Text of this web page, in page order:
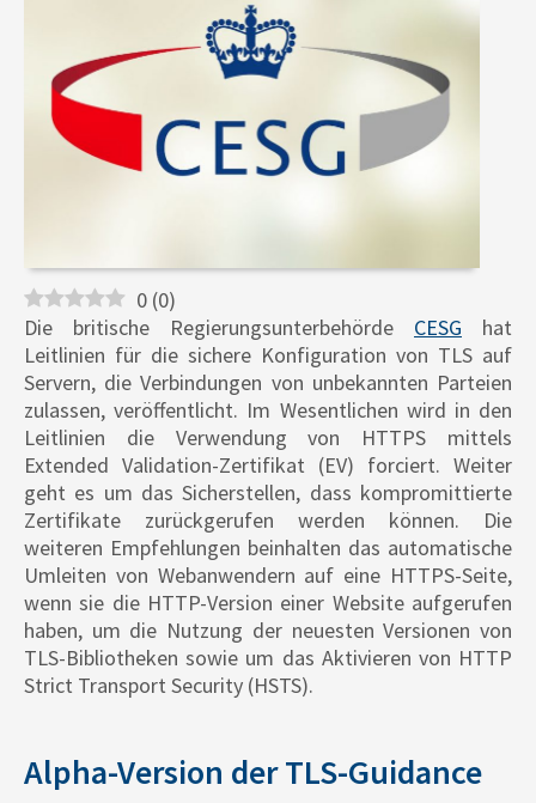
0 (0)
Die britische Regierungsunterbehörde CESG hat
Leitlinien für die sichere Konfiguration von TLS auf
Servern, die Verbindungen von unbekannten Parteien
zulassen, veröffentlicht. Im Wesentlichen wird in den
Leitlinien die Verwendung von HTTPS mittels
Extended Validation-Zertifikat (EV) forciert. Weiter
geht es um das Sicherstellen, dass kompromittierte
Zertifikate zurückgerufen werden können. Die
weiteren Empfehlungen beinhalten das automatische
Umleiten von Webanwendern auf eine HTTPS-Seite,
wenn sie die HTTP-Version einer Website aufgerufen
haben, um die Nutzung der neuesten Versionen von
TLS-Bibliotheken sowie um das Aktivieren von HTTP
Strict Transport Security (HSTS).
Alpha-Version der TLS-Guidance